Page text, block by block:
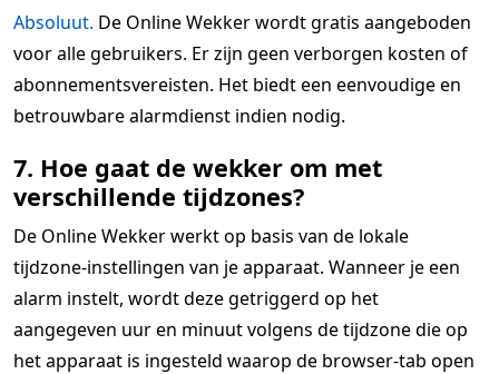
Absoluut. De Online Wekker wordt gratis aangeboden
voor alle gebruikers. Er zijn geen verborgen kosten of
abonnementsvereisten. Het biedt een eenvoudige en
betrouwbare alarmdienst indien nodig.
7. Hoe gaat de wekker om met
verschillende tijdzones?
De Online Wekker werkt op basis van de lokale
tijdzone-instellingen van je apparaat. Wanneer je een
alarm instelt, wordt deze getriggerd op het
aangegeven uur en minuut volgens de tijdzone die op
het apparaat is ingesteld waarop de browser-tab open